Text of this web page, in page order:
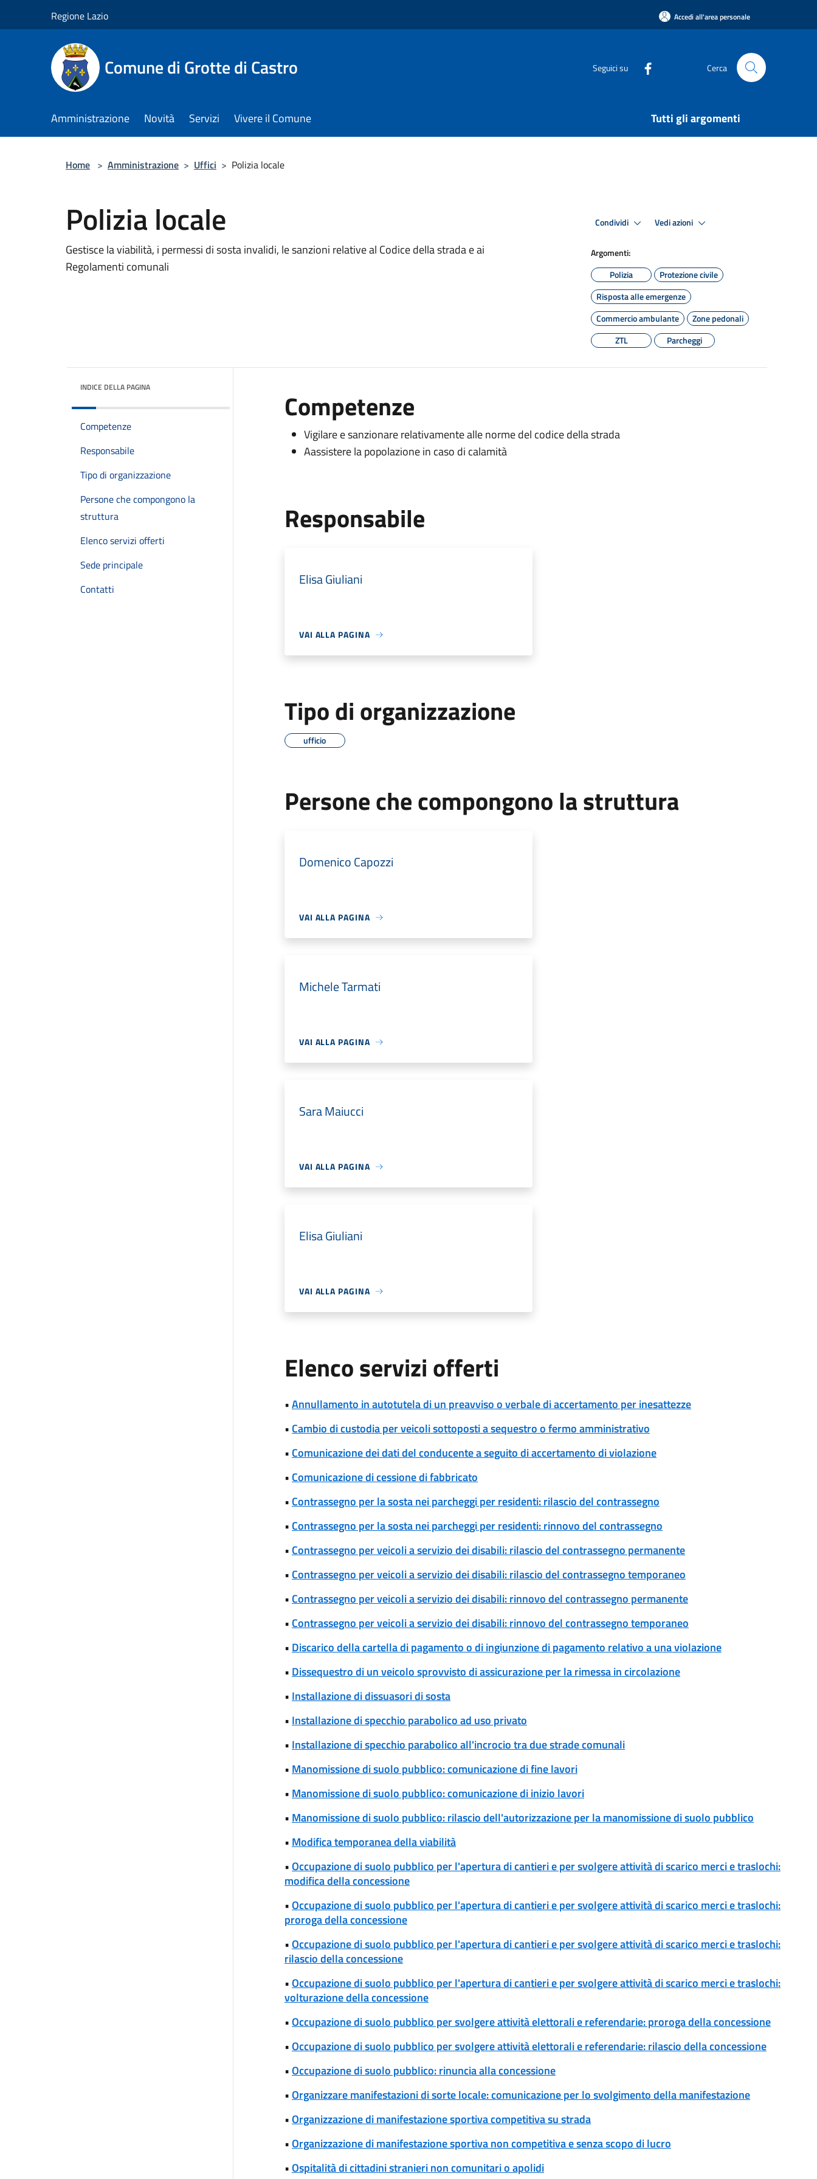
Regione Lazio Accedi all'area personale
Comune di Grotte di Castro Seguici su Cerca
Amministrazione Novità Servizi Vivere il Comune Tutti gli argomenti
Home > Amministrazione > Uffici > Polizia locale
Polizia locale
Gestisce la viabilità, i permessi di sosta invalidi, le sanzioni relative al Codice della strada e ai
Regolamenti comunali
Condividi Vedi azioni
Argomenti:
Polizia
Protezione civile
Risposta alle emergenze
Commercio ambulante
Zone pedonali
ZTL
Parcheggi
INDICE DELLA PAGINA
Competenze
Responsabile
Tipo di organizzazione
Persone che compongono la
struttura
Elenco servizi offerti
Sede principale
Contatti
Competenze
Vigilare e sanzionare relativamente alle norme del codice della strada
Aassistere la popolazione in caso di calamità
Responsabile
Elisa Giuliani
VAI ALLA PAGINA
Tipo di organizzazione
ufficio
Persone che compongono la struttura
Domenico Capozzi
VAI ALLA PAGINA
Michele Tarmati
VAI ALLA PAGINA
Sara Maiucci
VAI ALLA PAGINA
Elisa Giuliani
VAI ALLA PAGINA
Elenco servizi offerti
•Annullamento in autotutela di un preavviso o verbale di accertamento per inesattezze
• Cambio di custodia per veicoli sottoposti a sequestro o fermo amministrativo
• Comunicazione dei dati del conducente a seguito di accertamento di violazione
• Comunicazione di cessione di fabbricato
• Contrassegno per la sosta nei parcheggi per residenti: rilascio del contrassegno
• Contrassegno per la sosta nei parcheggi per residenti: rinnovo del contrassegno
• Contrassegno per veicoli a servizio dei disabili: rilascio del contrassegno permanente
• Contrassegno per veicoli a servizio dei disabili: rilascio del contrassegno temporaneo
• Contrassegno per veicoli a servizio dei disabili: rinnovo del contrassegno permanente
• Contrassegno per veicoli a servizio dei disabili: rinnovo del contrassegno temporaneo
• Discarico della cartella di pagamento o di ingiunzione di pagamento relativo a una violazione
• Dissequestro di un veicolo sprovvisto di assicurazione per la rimessa in circolazione
• Installazione di dissuasori di sosta
• Installazione di specchio parabolico ad uso privato
• Installazione di specchio parabolico all'incrocio tra due strade comunali
• Manomissione di suolo pubblico: comunicazione di fine lavori
• Manomissione di suolo pubblico: comunicazione di inizio lavori
• Manomissione di suolo pubblico: rilascio dell'autorizzazione per la manomissione di suolo pubblico
• Modifica temporanea della viabilità
•Occupazione di suolo pubblico per l'apertura di cantieri e per svolgere attività di scarico merci e traslochi:
modifica della concessione
•Occupazione di suolo pubblico per l'apertura di cantieri e per svolgere attività di scarico merci e traslochi:
proroga della concessione
•Occupazione di suolo pubblico per l'apertura di cantieri e per svolgere attività di scarico merci e traslochi:
rilascio della concessione
•Occupazione di suolo pubblico per l'apertura di cantieri e per svolgere attività di scarico merci e traslochi:
volturazione della concessione
•Occupazione di suolo pubblico per svolgere attività elettorali e referendarie: proroga della concessione
•Occupazione di suolo pubblico per svolgere attività elettorali e referendarie: rilascio della concessione
•Occupazione di suolo pubblico: rinuncia alla concessione
•Organizzare manifestazioni di sorte locale: comunicazione per lo svolgimento della manifestazione
•Organizzazione di manifestazione sportiva competitiva su strada
•Organizzazione di manifestazione sportiva non competitiva e senza scopo di lucro
•Ospitalità di cittadini stranieri non comunitari o apolidi